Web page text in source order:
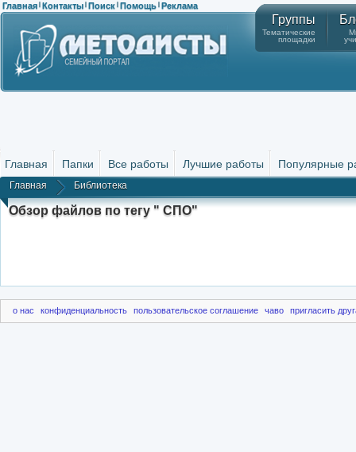
Главная | Контакты | Поиск | Помощь | Реклама
Группы
Тематические
площадки
Главная Папки Все работы Лучшие работы Популярные
Главная Библиотека
Обзор файлов по тегу " СПО"
о нас конфиденциальность пользовательское соглашение чаво пригласить